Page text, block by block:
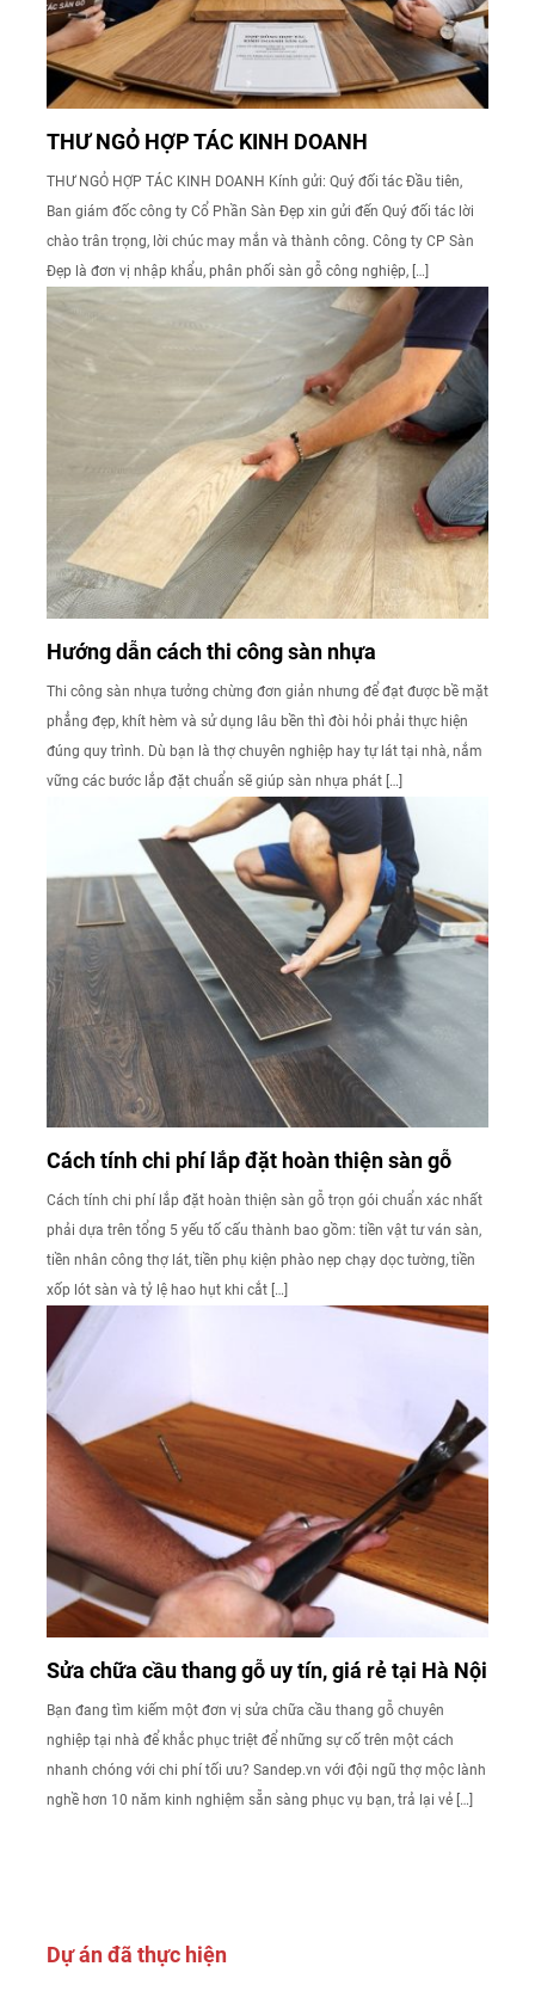
THƯ NGỎ HỢP TÁC KINH DOANH
THƯ NGỎ HỢP TÁC KINH DOANH Kính gửi: Quý đối tác Đầu tiên,
Ban giám đốc công ty Cổ Phần Sàn Đẹp xin gửi đến Quý đối tác lời
chào trân trọng, lời chúc may mắn và thành công. Công ty CP Sàn
Đẹp là đơn vị nhập khẩu, phân phối sàn gỗ công nghiệp, […]
Hướng dẫn cách thi công sàn nhựa
Thi công sàn nhựa tưởng chừng đơn giản nhưng để đạt được bề mặt
phẳng đẹp, khít hèm và sử dụng lâu bền thì đòi hỏi phải thực hiện
đúng quy trình. Dù bạn là thợ chuyên nghiệp hay tự lát tại nhà, nắm
vững các bước lắp đặt chuẩn sẽ giúp sàn nhựa phát […]
Cách tính chi phí lắp đặt hoàn thiện sàn gỗ
Cách tính chi phí lắp đặt hoàn thiện sàn gỗ trọn gói chuẩn xác nhất
phải dựa trên tổng 5 yếu tố cấu thành bao gồm: tiền vật tư ván sàn,
tiền nhân công thợ lát, tiền phụ kiện phào nẹp chạy dọc tường, tiền
xốp lót sàn và tỷ lệ hao hụt khi cắt […]
Sửa chữa cầu thang gỗ uy tín, giá rẻ tại Hà Nội
Bạn đang tìm kiếm một đơn vị sửa chữa cầu thang gỗ chuyên
nghiệp tại nhà để khắc phục triệt để những sự cố trên một cách
nhanh chóng với chi phí tối ưu? Sandep.vn với đội ngũ thợ mộc lành
nghề hơn 10 năm kinh nghiệm sẵn sàng phục vụ bạn, trả lại vẻ […]
Dự án đã thực hiện